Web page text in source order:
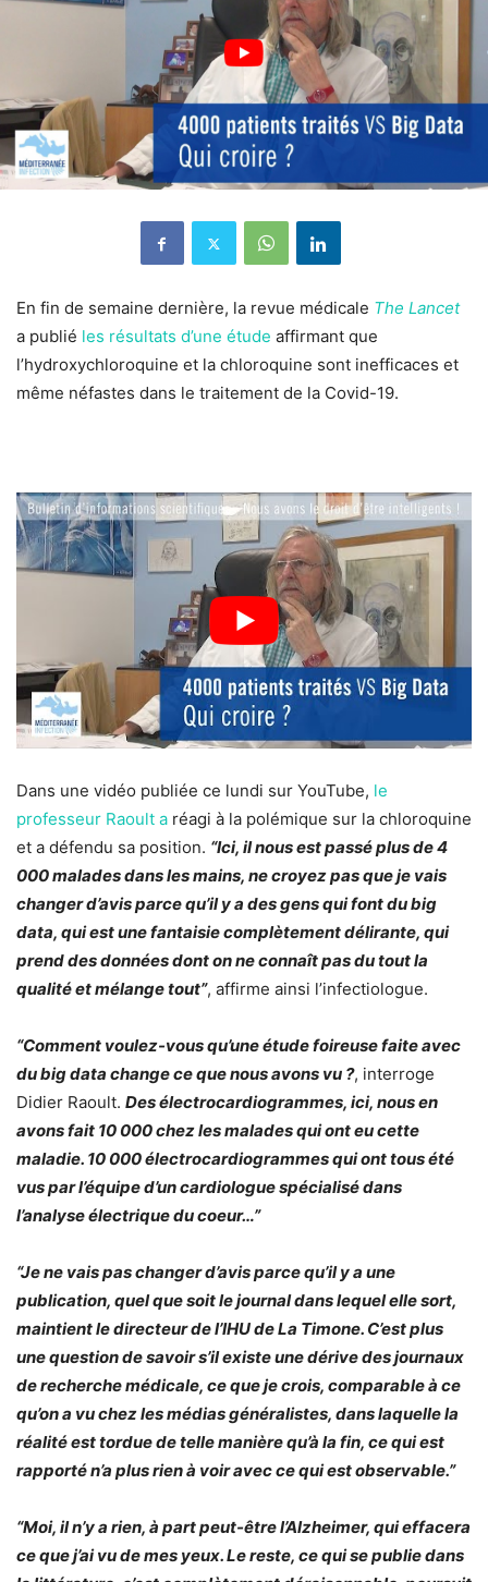
En fin de semaine dernière, la revue médicale The Lancet
a publié les résultats d’une étude affirmant que
l’hydroxychloroquine et la chloroquine sont inefficaces et
même néfastes dans le traitement de la Covid-19.
Dans une vidéo publiée ce lundi sur YouTube, le
professeur Raoult a réagi à la polémique sur la chloroquine
et a défendu sa position. “Ici, il nous est passé plus de 4
000 malades dans les mains, ne croyez pas que je vais
changer d’avis parce qu’il y a des gens qui font du big
data, qui est une fantaisie complètement délirante, qui
prend des données dont on ne connaît pas du tout la
qualité et mélange tout”, affirme ainsi l’infectiologue.
“Comment voulez-vous qu’une étude foireuse faite avec
du big data change ce que nous avons vu ?, interroge
Didier Raoult. Des électrocardiogrammes, ici, nous en
avons fait 10 000 chez les malades qui ont eu cette
maladie. 10 000 électrocardiogrammes qui ont tous été
vus par l’équipe d’un cardiologue spécialisé dans
l’analyse électrique du coeur…”
“Je ne vais pas changer d’avis parce qu’il y a une
publication, quel que soit le journal dans lequel elle sort,
maintient le directeur de l’IHU de La Timone. C’est plus
une question de savoir s’il existe une dérive des journaux
de recherche médicale, ce que je crois, comparable à ce
qu’on a vu chez les médias généralistes, dans laquelle la
réalité est tordue de telle manière qu’à la fin, ce qui est
rapporté n’a plus rien à voir avec ce qui est observable.”
“Moi, il n’y a rien, à part peut-être l’Alzheimer, qui effacera
ce que j’ai vu de mes yeux. Le reste, ce qui se publie dans